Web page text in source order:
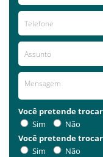
Você pretende
Sim
Não
Você pretende
Sim
Não